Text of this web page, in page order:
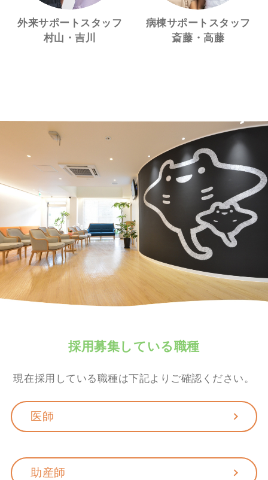
外来サポートスタッフ
村山・吉川
病棟サポートスタッフ
斎藤・高藤
採用募集している職種
現在採用している職種は下記よりご確認ください。
医師
助産師